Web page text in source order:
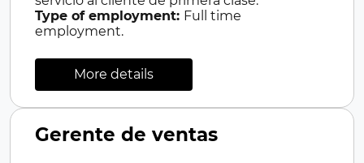
Type of employment: Full time
employment.
More details
Gerente de ventas